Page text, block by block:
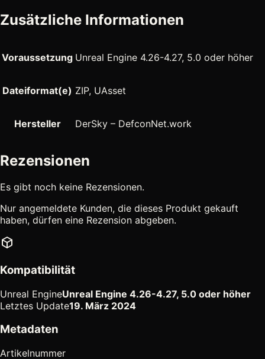
Zusätzliche Informationen
Voraussetzung Unreal Engine 4.26-4.27, 5.0 oder höher
Dateiformat(e) ZIP, UAsset
Hersteller DerSky – DefconNet.work
Rezensionen
Es gibt noch keine Rezensionen.
Nur angemeldete Kunden, die dieses Produkt gekauft
haben, dürfen eine Rezension abgeben.
Kompatibilität
Unreal EngineUnreal Engine 4.26-4.27, 5.0 oder höher
Letztes Update19. März 2024
Metadaten
Artikelnummer